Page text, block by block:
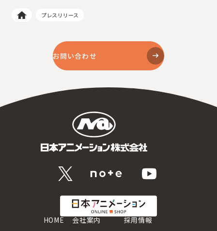
プレスリリース
お問い合わせ
HOME 会社案内 採用情報